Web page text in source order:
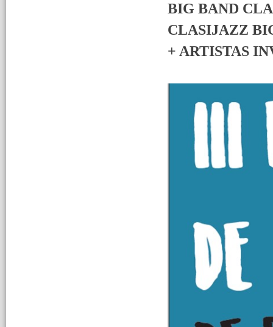
BIG BAND
CLASIJAZZ
+ ARTISTAS